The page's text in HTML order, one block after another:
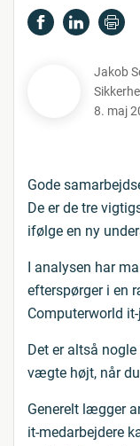
Jakob
8. maj
Gode
De er de tre
ifølge en ny
I analysen har
efterspørger i en
Computerworld
Det er altså
vægte højt, når
Generelt lægger
it-medarbejdere